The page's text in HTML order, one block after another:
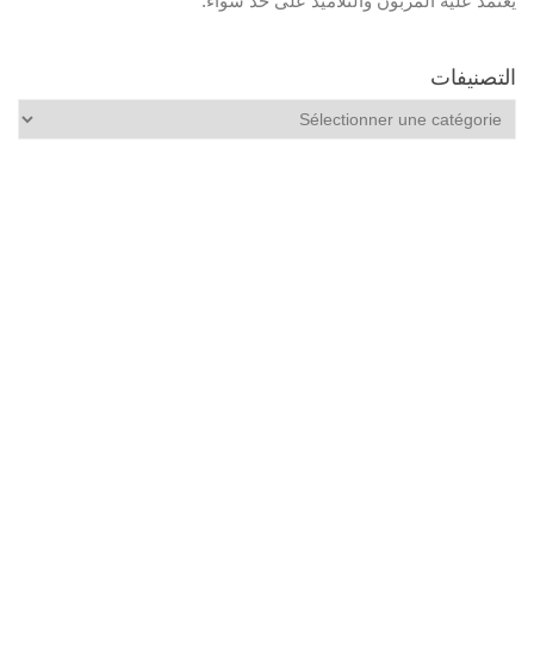
التصنيفات
التصنيفات